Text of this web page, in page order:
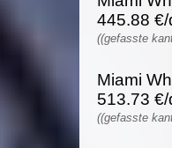
445.88
((gefasste
Miami
513.73
((gefasste